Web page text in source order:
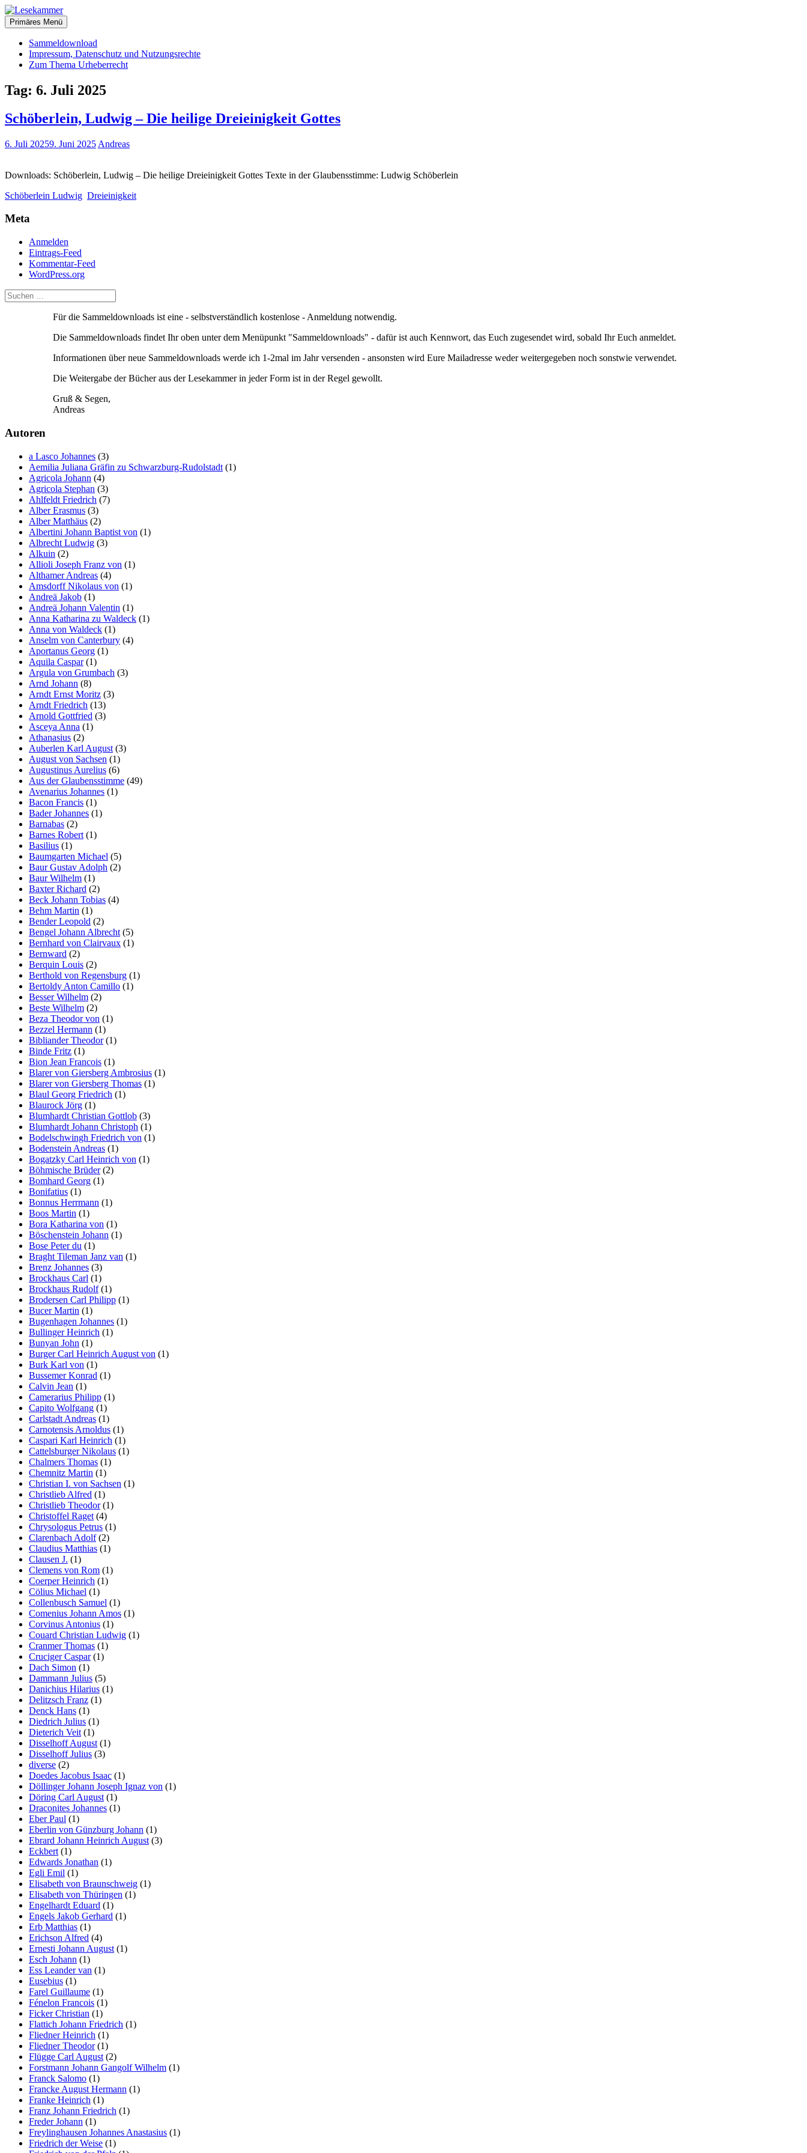
Zum
Inhalt
springen
Lesekammer
christliche Bücher zum kostenlosen Download
Primäres Menü
Sammeldownload
Impressum, Datenschutz und Nutzungsrechte
Zum Thema Urheberrecht
Tag: 6. Juli 2025
Schöberlein, Ludwig – Die heilige Dreieinigkeit Gottes
6. Juli 20259. Juni 2025 Andreas
Downloads: Schöberlein, Ludwig – Die heilige Dreieinigkeit Gottes Texte in der Glaubensstimme: Ludwig Schöberlein
Schöberlein Ludwig Dreieinigkeit
Meta
Anmelden
Eintrags-Feed
Kommentar-Feed
WordPress.org
Für die Sammeldownloads ist eine - selbstverständlich kostenlose - Anmeldung notwendig.
Die Sammeldownloads findet Ihr oben unter dem Menüpunkt "Sammeldownloads" - dafür ist auch Kennwort, das Euch zugesendet wird, sobald Ihr Euch anmeldet.
Informationen über neue Sammeldownloads werde ich 1-2mal im Jahr versenden - ansonsten wird Eure Mailadresse weder weitergegeben noch sonstwie verwendet.
Die Weitergabe der Bücher aus der Lesekammer in jeder Form ist in der Regel gewollt.
Gruß & Segen,
Andreas
Autoren
a Lasco Johannes (3)
Aemilia Juliana Gräfin zu Schwarzburg-Rudolstadt (1)
Agricola Johann (4)
Agricola Stephan (3)
Ahlfeldt Friedrich (7)
Alber Erasmus (3)
Alber Matthäus (2)
Albertini Johann Baptist von (1)
Albrecht Ludwig (3)
Alkuin (2)
Allioli Joseph Franz von (1)
Althamer Andreas (4)
Amsdorff Nikolaus von (1)
Andreä Jakob (1)
Andreä Johann Valentin (1)
Anna Katharina zu Waldeck (1)
Anna von Waldeck (1)
Anselm von Canterbury (4)
Aportanus Georg (1)
Aquila Caspar(1)
Argula von Grumbach (3)
Arnd Johann (8)
Arndt Ernst Moritz (3)
Arndt Friedrich (13)
Arnold Gottfried (3)
Asceya Anna (1)
Athanasius (2)
Auberlen Karl August (3)
August von Sachsen (1)
Augustinus Aurelius (6)
Aus der Glaubensstimme (49)
Avenarius Johannes (1)
Bacon Francis (1)
Bader Johannes (1)
Barnabas (2)
Barnes Robert (1)
Basilius (1)
Baumgarten Michael (5)
Baur Gustav Adolph (2)
Baur Wilhelm (1)
Baxter Richard (2)
Beck Johann Tobias (4)
Behm Martin (1)
Bender Leopold (2)
Bengel Johann Albrecht (5)
Bernhard von Clairvaux (1)
Bernward (2)
Berquin Louis (2)
Berthold von Regensburg (1)
Bertoldy Anton Camillo (1)
Besser Wilhelm (2)
Beste Wilhelm (2)
Beza Theodor von (1)
Bezzel Hermann (1)
Bibliander Theodor(1)
Binde Fritz (1)
Bion Jean Francois (1)
Blarer von Giersberg Ambrosius (1)
Blarer von Giersberg Thomas (1)
Blaul Georg Friedrich (1)
Blaurock Jörg (1)
Blumhardt Christian Gottlob (3)
Blumhardt Johann Christoph (1)
Bodelschwingh Friedrich von (1)
Bodenstein Andreas (1)
Bogatzky Carl Heinrich von (1)
Böhmische Brüder(2)
Bomhard Georg (1)
Bonifatius (1)
Bonnus Herrmann (1)
Boos Martin (1)
Bora Katharina von (1)
Böschenstein Johann (1)
Bose Peter du (1)
Braght Tileman Janz van (1)
Brenz Johannes (3)
Brockhaus Carl (1)
Brockhaus Rudolf(1)
Brodersen Carl Philipp (1)
Bucer Martin (1)
Bugenhagen Johannes (1)
Bullinger Heinrich (1)
Bunyan John (1)
Burger Carl Heinrich August von (1)
Burk Karl von (1)
Bussemer Konrad (1)
Calvin Jean (1)
Camerarius Philipp (1)
Capito Wolfgang (1)
Carlstadt Andreas (1)
Carnotensis Arnoldus (1)
Caspari Karl Heinrich (1)
Cattelsburger Nikolaus (1)
Chalmers Thomas (1)
Chemnitz Martin (1)
Christian I. von Sachsen (1)
Christlieb Alfred (1)
Christlieb Theodor(1)
Christoffel Raget (4)
Chrysologus Petrus (1)
Clarenbach Adolf(2)
Claudius Matthias (1)
Clausen J. (1)
Clemens von Rom (1)
Coerper Heinrich (1)
Cölius Michael (1)
Collenbusch Samuel (1)
Comenius Johann Amos (1)
Corvinus Antonius (1)
Couard Christian Ludwig (1)
Cranmer Thomas (1)
Cruciger Caspar(1)
Dach Simon (1)
Dammann Julius (5)
Danichius Hilarius (1)
Delitzsch Franz (1)
Denck Hans (1)
Diedrich Julius (1)
Dieterich Veit (1)
Disselhoff August (1)
Disselhoff Julius (3)
diverse (2)
Doedes Jacobus Isaac (1)
Döllinger Johann Joseph Ignaz von (1)
Döring Carl August (1)
Draconites Johannes (1)
Eber Paul (1)
Eberlin von Günzburg Johann (1)
Ebrard Johann Heinrich August (3)
Eckbert (1)
Edwards Jonathan (1)
Egli Emil (1)
Elisabeth von Braunschweig (1)
Elisabeth von Thüringen (1)
Engelhardt Eduard (1)
Engels Jakob Gerhard (1)
Erb Matthias (1)
Erichson Alfred (4)
Ernesti Johann August (1)
Esch Johann (1)
Ess Leander van (1)
Eusebius (1)
Farel Guillaume (1)
Fénelon Francois (1)
Ficker Christian (1)
Flattich Johann Friedrich (1)
Fliedner Heinrich (1)
Fliedner Theodor(1)
Flügge Carl August (2)
Forstmann Johann Gangolf Wilhelm (1)
Franck Salomo (1)
Francke August Hermann (1)
Franke Heinrich (1)
Franz Johann Friedrich (1)
Freder Johann (1)
Freylinghausen Johannes Anastasius (1)
Friedrich der Weise (1)